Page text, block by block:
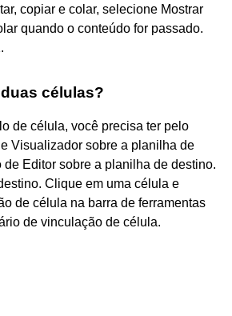
copiar e colar, selecione Mostrar
quando o conteúdo for passado.
células?
de célula, você precisa ter pelo
Visualizador sobre a planilha de
de Editor sobre a planilha de destino.
Clique em uma célula e
de célula na barra de ferramentas
de vinculação de célula.